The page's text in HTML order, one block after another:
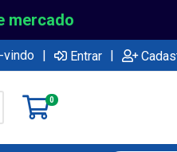
mercado
vindo | Entrar |
0